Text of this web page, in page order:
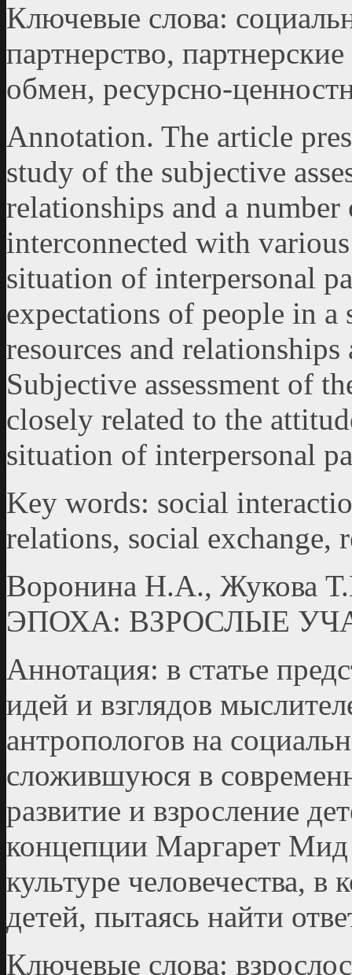
Ключевые слова:
партнерство,
обмен, ресурсно-
Annotation. The article
study of the subjective
relationships and a
interconnected with
situation of interpersonal
expectations of people in
resources and
Subjective assessment of
closely related to the
situation of interpersonal
Key words: social
relations, social exchange,
Воронина Н.А.,
ЭПОХА: ВЗРОСЛЫЕ
Аннотация: в статье
идей и взглядов
антропологов на
сложившуюся в
развитие и взросление
концепции Маргарет Мид
культуре человечества, в
детей, пытаясь найти
Ключевые слова: